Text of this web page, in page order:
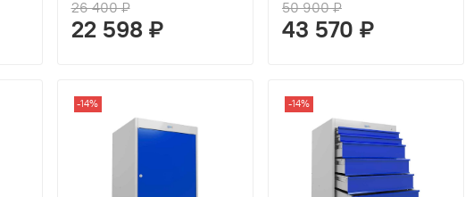
26 400 ₽
22 598 ₽
50 900 ₽
43 570 ₽
-14% -14%